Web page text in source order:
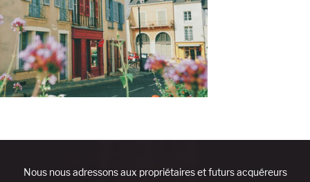
Nous nous adressons aux propriétaires et futurs acquéreurs